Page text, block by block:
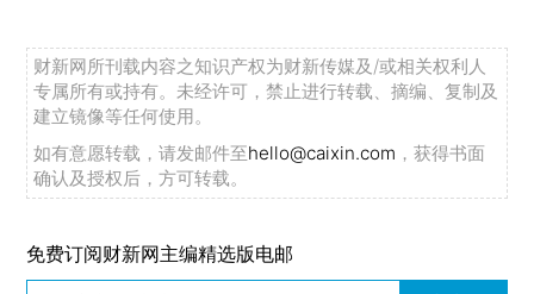
财新网所刊载内容之知识产权为财新传媒及/或相关权利人
专属所有或持有。未经许可，禁止进行转载、摘编、复制及
建立镜像等任何使用。
如有意愿转载，请发邮件至hello@caixin.com ，获得书面
确认及授权后，方可转载。
免费订阅财新网主编精选版电邮